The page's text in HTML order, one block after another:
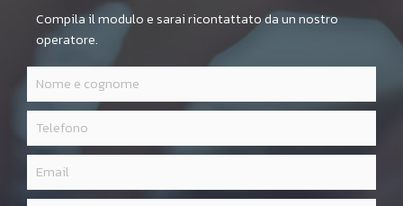
Compila il modulo e sarai ricontattato da un nostro
operatore.